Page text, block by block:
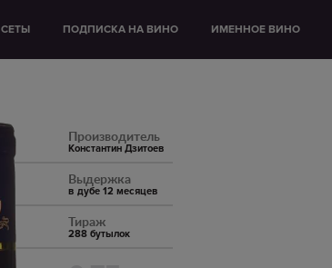
СЕТЫ ПОДПИСКА НА ВИНО ИМЕННОЕ ВИНО
Производитель
Константин Дзитоев
Выдержка
в дубе 12 месяцев
Тираж
288 бутылок